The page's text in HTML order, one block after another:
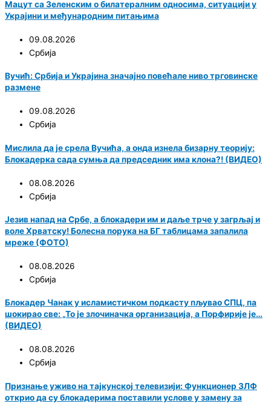
Мацут са Зеленским о билатералним односима, ситуацији у
Украјини и међународним питањима
09.08.2026
Србија
Вучић: Србија и Украјина значајно повећале ниво трговинске
размене
09.08.2026
Србија
Мислила да је срела Вучића, а онда изнела бизарну теорију:
Блокадерка сада сумња да председник има клона?! (ВИДЕО)
08.08.2026
Србија
Језив напад на Србе, а блокадери им и даље трче у загрљај и
воле Хрватску! Болесна порука на БГ таблицама запалила
мреже (ФОТО)
08.08.2026
Србија
Блокадер Чанак у исламистичком подкасту пљувао СПЦ, па
шокирао све: „То је злочиначка организација, а Порфирије је…
(ВИДЕО)
08.08.2026
Србија
Признање уживо на тајкунској телевизији: Функционер ЗЛФ
открио да су блокадерима поставили услове у замену за